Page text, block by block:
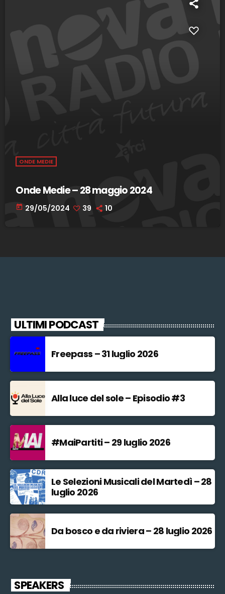
ONDE MEDIE
Onde Medie – 28 maggio 2024
today 29/05/2024 39 10
ULTIMI PODCAST
Freepass – 31 luglio 2026
Alla luce del sole – Episodio #3
#MaiPartiti – 29 luglio 2026
Le Selezioni Musicali del Martedì – 28
luglio 2026
Da bosco e da riviera – 28 luglio 2026
SPEAKERS